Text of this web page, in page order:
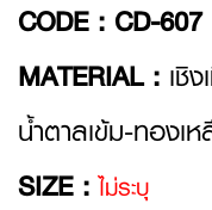
CODE : CD-607
MATERIAL : เชิ
น้ำตาลเข้ม-ทองเ
SIZE : ไม่ระบุ